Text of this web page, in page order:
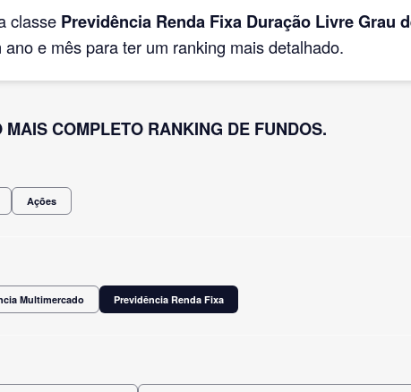
classe Previdência Renda Fixa Duração Livre Grau
e mês para ter um ranking mais detalhado.
COMPLETO RANKING DE FUNDOS.
Ações
Multimercado Previdência Renda Fixa